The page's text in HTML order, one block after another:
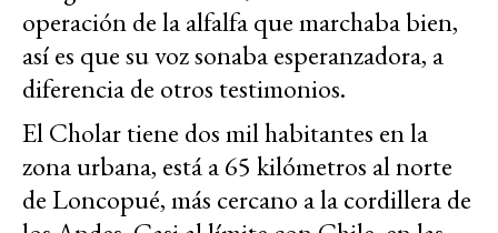
operación de la alfalfa que marchaba bien,
así es que su voz sonaba esperanzadora, a
diferencia de otros testimonios.
El Cholar tiene dos mil habitantes en la
zona urbana, está a 65 kilómetros al norte
de Loncopué, más cercano a la cordillera de